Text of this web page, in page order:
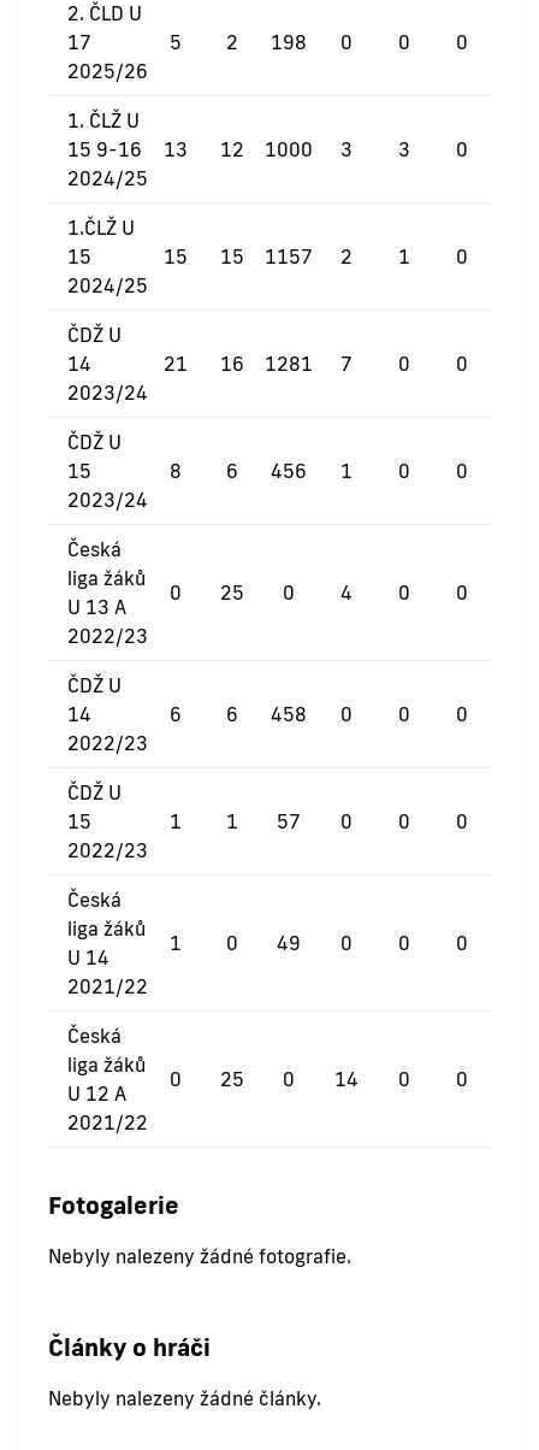
2. ČLD U
17
2025/26
5 2 198 0 0 0
1. ČLŽ U
15 9-16
2024/25
13 12 1000 3 3 0
1.ČLŽ U
15
2024/25
15 15 1157 2 1 0
ČDŽ U
14
2023/24
21 16 1281 7 0 0
ČDŽ U
15
2023/24
8 6 456 1 0 0
Česká
liga žáků
U 13 A
2022/23
0 25 0 4 0 0
ČDŽ U
14
2022/23
6 6 458 0 0 0
ČDŽ U
15
2022/23
1 1 57 0 0 0
Česká
liga žáků
U 14
2021/22
1 0 49 0 0 0
Česká
liga žáků
U 12 A
2021/22
0 25 0 14 0 0
Fotogalerie
Nebyly nalezeny žádné fotografie.
Články o hráči
Nebyly nalezeny žádné články.